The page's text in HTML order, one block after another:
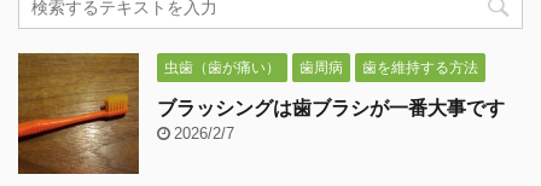
虫歯（歯が痛い） 歯周病 歯を維持する方法
ブラッシングは歯ブラシが一番大事です
2026/2/7